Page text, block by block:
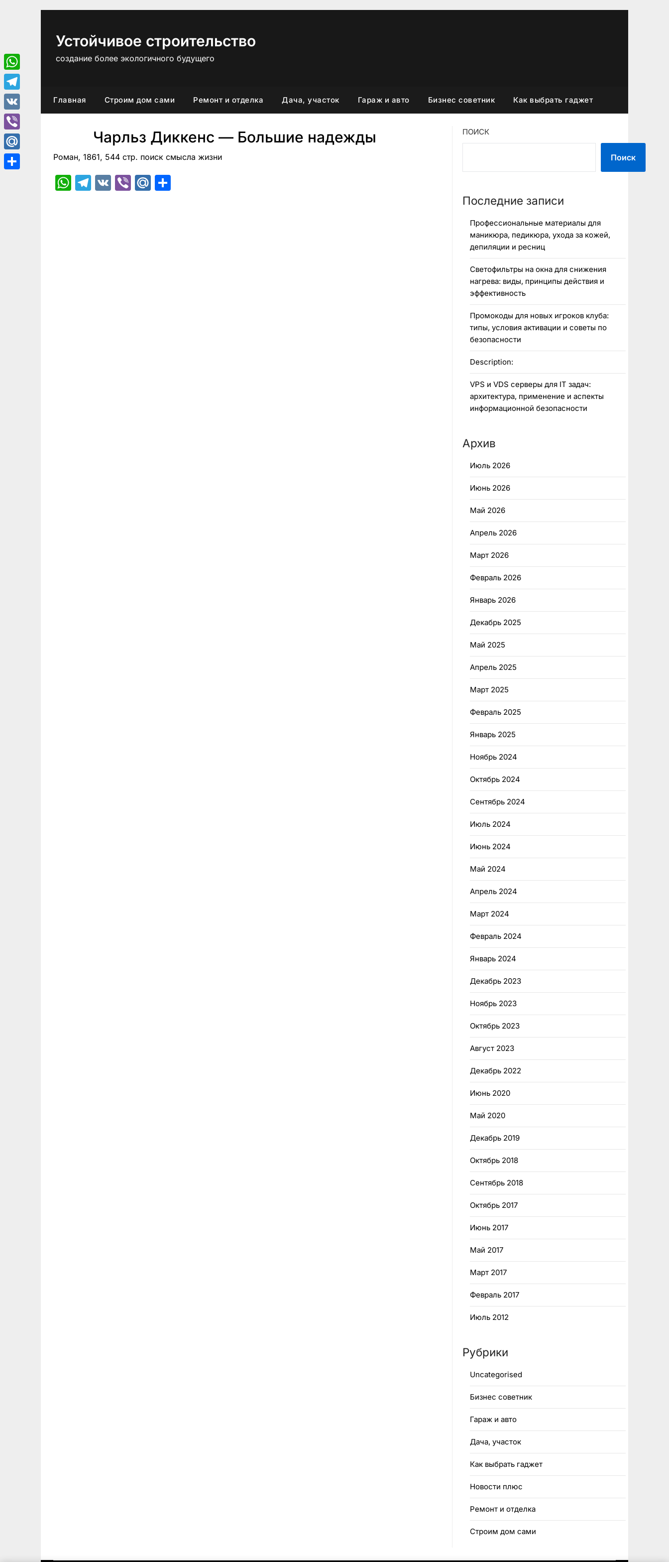
Устойчивое строительство
создание более экологичного будущего
Главная Строим дом сами Ремонт и отделка Дача, участок Гараж и авто Бизнес советник Как выбрать гаджет
Чарльз Диккенс — Большие надежды
Роман, 1861, 544 стр. поиск смысла жизни
WhatsApp
Telegram
VK ViberMail.Ru
ПОИСК
Поиск
Последние записи
Профессиональные материалы для
маникюра, педикюра, ухода за кожей,
депиляции и ресниц
Светофильтры на окна для снижения
нагрева: виды, принципы действия и
эффективность
Промокоды для новых игроков клуба:
типы, условия активации и советы по
безопасности
Description:
VPS и VDS серверы для IT задач:
архитектура, применение и аспекты
информационной безопасности
Архив
Июль 2026
Июнь 2026
Май 2026
Апрель 2026
Март 2026
Февраль 2026
Январь 2026
Декабрь 2025
Май 2025
Апрель 2025
Март 2025
Февраль 2025
Январь 2025
Ноябрь 2024
Октябрь 2024
Сентябрь 2024
Июль 2024
Июнь 2024
Май 2024
Апрель 2024
Март 2024
Февраль 2024
Январь 2024
Декабрь 2023
Ноябрь 2023
Октябрь 2023
Август 2023
Декабрь 2022
Июнь 2020
Май 2020
Декабрь 2019
Октябрь 2018
Сентябрь 2018
Октябрь 2017
Июнь 2017
Май 2017
Март 2017
Февраль 2017
Июль 2012
Рубрики
Uncategorised
Бизнес советник
Гараж и авто
Дача, участок
Как выбрать гаджет
Новости плюс
Ремонт и отделка
Строим дом сами
WhatsApp
Telegram
VK
Viber
Mail.Ru